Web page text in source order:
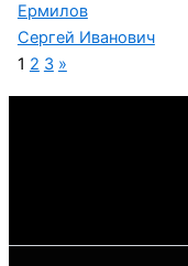
Ермилов
Сергей Иванович
1 2 3 »